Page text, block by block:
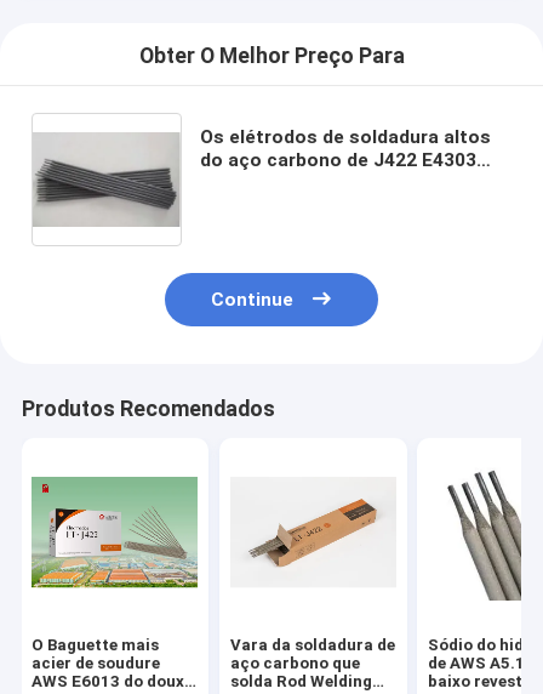
Obter O Melhor Preço Para
Os elétrodos de soldadura altos
do aço carbono de J422 E4303
Continue
Produtos Recomendados
O Baguette mais
acier de soudure
AWS E6013 do doux
Vara da soldadura de
aço carbono que
solda Rod Welding
Sódio do
de AWS A5.1
baixo revestiu